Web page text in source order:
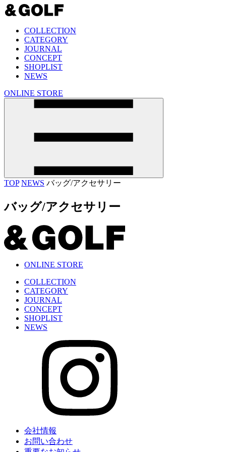
COLLECTION
CATEGORY
JOURNAL
CONCEPT
SHOPLIST
NEWS
ONLINE STORE
TOP NEWS バッグ/アクセサリー
バッグ/アクセサリー
ONLINE STORE
COLLECTION
CATEGORY
JOURNAL
CONCEPT
SHOPLIST
NEWS
会社情報
お問い合わせ